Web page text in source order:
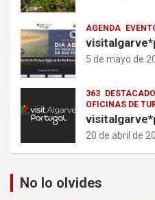
AGENDA
5 de mayo de
363
OFICINAS DE
20 de abril de
No lo olvides